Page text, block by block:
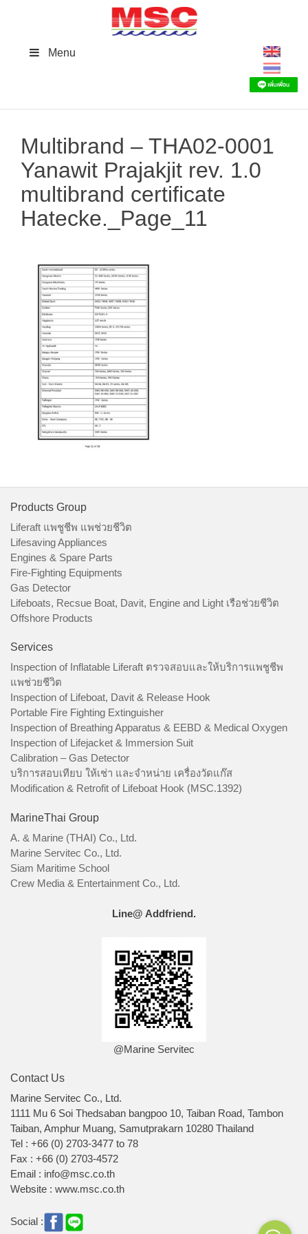
Menu
Multibrand – THA02-0001
Yanawit Prajakjit rev. 1.0
multibrand certificate
Hatecke._Page_11
Products Group
Liferaft แพชูชีพ แพช่วยชีวิต
Lifesaving Appliances
Engines & Spare Parts
Fire-Fighting Equipments
Gas Detector
Lifeboats, Recsue Boat, Davit, Engine and Light เรือช่วยชีวิต
Offshore Products
Services
Inspection of Inflatable Liferaft ตรวจสอบและให้บริการแพชูชีพ
แพช่วยชีวิต
Inspection of Lifeboat, Davit & Release Hook
Portable Fire Fighting Extinguisher
Inspection of Breathing Apparatus & EEBD & Medical Oxygen
Inspection of Lifejacket & Immersion Suit
Calibration – Gas Detector
บริการสอบเทียบ ให้เช่า และจำหน่าย เครื่องวัดแก๊ส
Modification & Retrofit of Lifeboat Hook (MSC.1392)
MarineThai Group
A. & Marine (THAI) Co., Ltd.
Marine Servitec Co., Ltd.
Siam Maritime School
Crew Media & Entertainment Co., Ltd.
Line@ Addfriend.
@Marine Servitec
Contact Us
Marine Servitec Co., Ltd.
1111 Mu 6 Soi Thedsaban bangpoo 10, Taiban Road, Tambon
Taiban, Amphur Muang, Samutprakarn 10280 Thailand
Tel : +66 (0) 2703-3477 to 78
Fax : +66 (0) 2703-4572
Email : info@msc.co.th
Website : www.msc.co.th
Social :